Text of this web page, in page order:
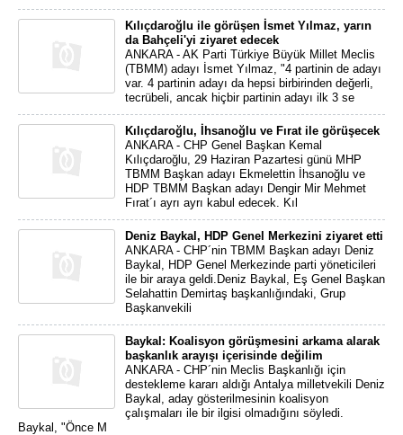
Kılıçdaroğlu ile görüşen İsmet Yılmaz, yarın
da Bahçeli'yi ziyaret edecek
ANKARA - AK Parti Türkiye Büyük Millet Meclis
(TBMM) adayı İsmet Yılmaz, "4 partinin de adayı
var. 4 partinin adayı da hepsi birbirinden değerli,
tecrübeli, ancak hiçbir partinin adayı ilk 3 se
Kılıçdaroğlu, İhsanoğlu ve Fırat ile görüşecek
ANKARA - CHP Genel Başkan Kemal
Kılıçdaroğlu, 29 Haziran Pazartesi günü MHP
TBMM Başkan adayı Ekmelettin İhsanoğlu ve
HDP TBMM Başkan adayı Dengir Mir Mehmet
Fırat´ı ayrı ayrı kabul edecek. Kıl
Deniz Baykal, HDP Genel Merkezini ziyaret etti
ANKARA - CHP´nin TBMM Başkan adayı Deniz
Baykal, HDP Genel Merkezinde parti yöneticileri
ile bir araya geldi.Deniz Baykal, Eş Genel Başkan
Selahattin Demirtaş başkanlığındaki, Grup
Başkanvekili
Baykal: Koalisyon görüşmesini arkama alarak
başkanlık arayışı içerisinde değilim
ANKARA - CHP´nin Meclis Başkanlığı için
destekleme kararı aldığı Antalya milletvekili Deniz
Baykal, aday gösterilmesinin koalisyon
çalışmaları ile bir ilgisi olmadığını söyledi.
Baykal, "Önce M